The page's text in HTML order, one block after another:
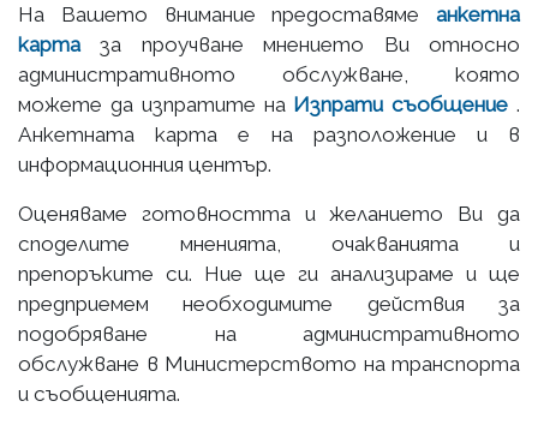
На Вашето внимание предоставяме анкетна
картаза проучване мнението Ви относно
административното обслужване, която
можете да изпратите на Изпрати съобщение .
Анкетната карта е на разположение и в
информационния център.
Оценяваме готовността и желанието Ви да
споделите мненията, очакванията и
препоръките си. Ние ще ги анализираме и ще
предприемем необходимите действия за
подобряване на административното
обслужване в Министерството на транспорта
и съобщенията.